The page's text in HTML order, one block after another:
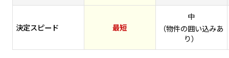
決定スピード 最短
中
（物件の囲い込みあ
り）